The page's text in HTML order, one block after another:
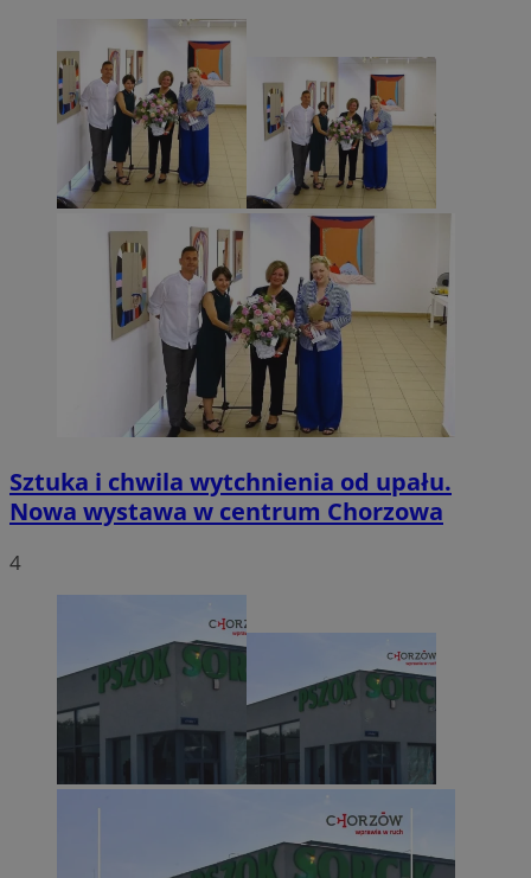
Sztuka i chwila wytchnienia od upału.
Nowa wystawa w centrum Chorzowa
4